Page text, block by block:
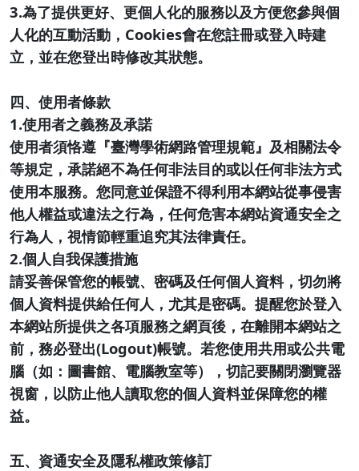
3.為了提供更好、更個人化的服務以及方便您參與個
人化的互動活動，Cookies會在您註冊或登入時建
立，並在您登出時修改其狀態。
四、使用者條款
1.使用者之義務及承諾
使用者須恪遵『臺灣學術網路管理規範』及相關法令
等規定，承諾絕不為任何非法目的或以任何非法方式
使用本服務。您同意並保證不得利用本網站從事侵害
他人權益或違法之行為，任何危害本網站資通安全之
行為人，視情節輕重追究其法律責任。
2.個人自我保護措施
請妥善保管您的帳號、密碼及任何個人資料，切勿將
個人資料提供給任何人，尤其是密碼。提醒您於登入
本網站所提供之各項服務之網頁後，在離開本網站之
前，務必登出(Logout)帳號。若您使用共用或公共電
腦（如：圖書館、電腦教室等），切記要關閉瀏覽器
視窗，以防止他人讀取您的個人資料並保障您的權
益。
五、資通安全及隱私權政策修訂